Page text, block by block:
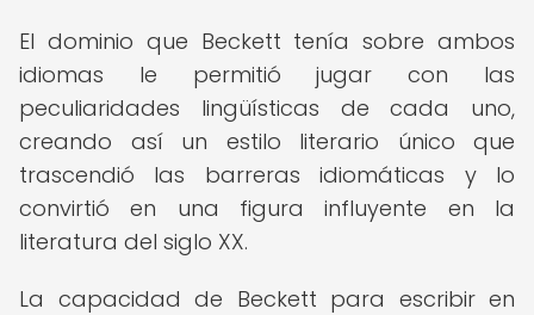
El dominio que Beckett tenía sobre ambos
idiomas le permitió jugar con las
peculiaridades lingüísticas de cada uno,
creando así un estilo literario único que
trascendió las barreras idiomáticas y lo
convirtió en una figura influyente en la
literatura del siglo XX.
La capacidad de Beckett para escribir en